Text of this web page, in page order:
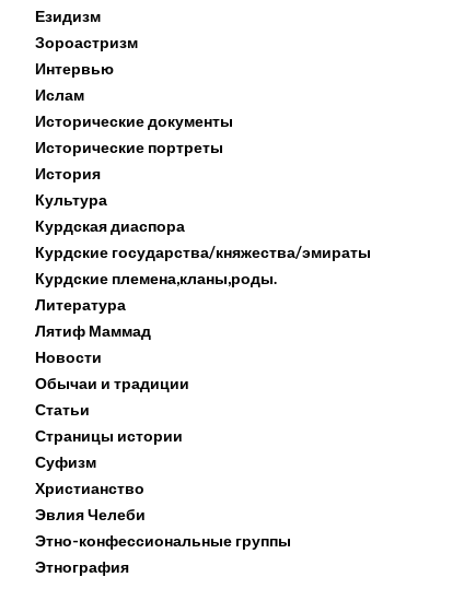
Езидизм
Зороастризм
Интервью
Ислам
Исторические документы
Исторические портреты
История
Культура
Курдская диаспора
Курдские государства/княжества/эмираты
Курдские племена,кланы,роды.
Литература
Лятиф Маммад
Новости
Обычаи и традиции
Статьи
Страницы истории
Суфизм
Христианство
Эвлия Челеби
Этно-конфессиональные группы
Этнография